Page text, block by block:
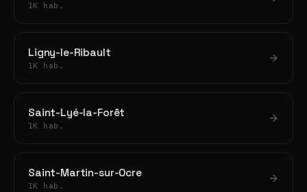
1K hab.
Ligny-le-Ribault
1K hab.
Saint-Lyé-la-Forêt
1K hab.
Saint-Martin-sur-Ocre
1K hab.